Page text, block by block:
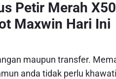
Petir Merah
Maxwin Hari Ini
maupun transfer.
anda tidak perlu